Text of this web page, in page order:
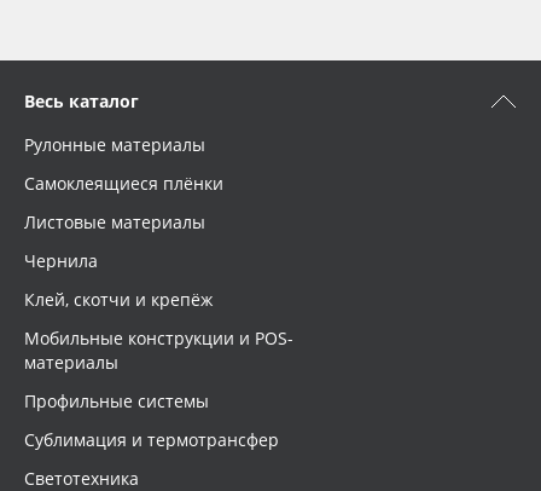
Весь каталог
Рулонные материалы
Самоклеящиеся плёнки
Листовые материалы
Чернила
Клей, скотчи и крепёж
Мобильные конструкции и POS-
материалы
Профильные системы
Сублимация и термотрансфер
Светотехника